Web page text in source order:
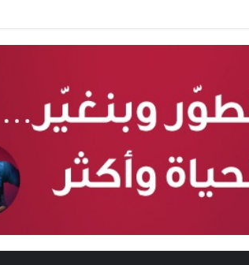
تطالب بتطبيقها تدريجياً